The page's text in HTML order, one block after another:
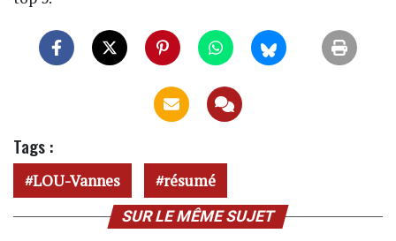
Tags :
LOU-Vannes résumé
SUR LE MÊME SUJET